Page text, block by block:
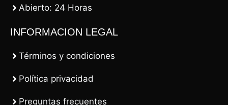
Abierto: 24 Horas
INFORMACION LEGAL
Términos y condiciones
Política privacidad
Preguntas frecuentes